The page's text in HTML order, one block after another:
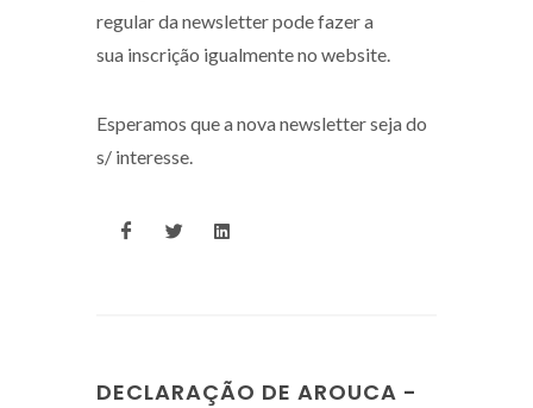
regular da newsletter pode fazer a
sua inscrição igualmente no website.
Esperamos que a nova newsletter seja do
s/ interesse.
DECLARAÇÃO DE AROUCA -